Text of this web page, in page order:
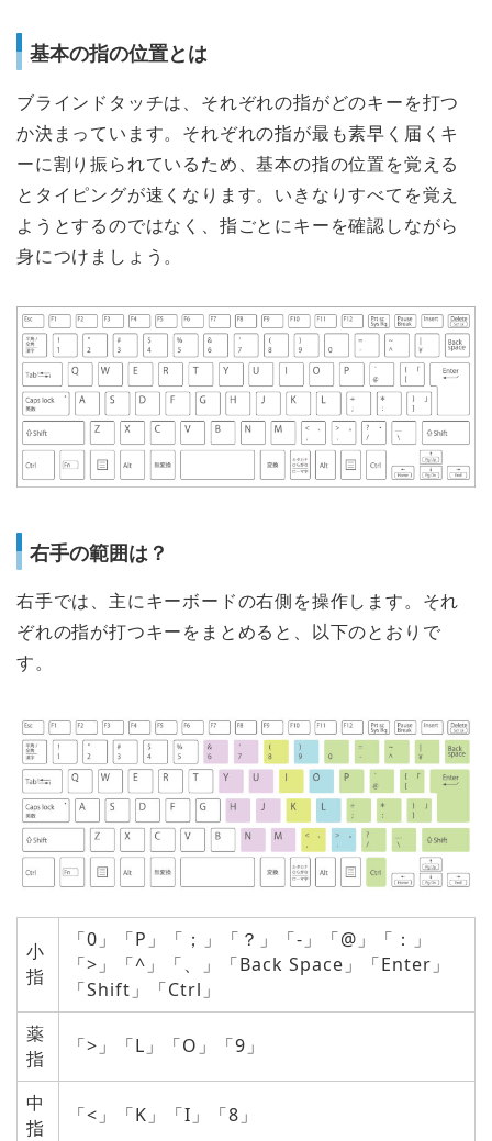
基本の指の位置とは
ブラインドタッチは、それぞれの指がどのキーを打つ
か決まっています。それぞれの指が最も素早く届くキ
ーに割り振られているため、基本の指の位置を覚える
とタイピングが速くなります。いきなりすべてを覚え
ようとするのではなく、指ごとにキーを確認しながら
身につけましょう。
右手の範囲は？
右手では、主にキーボードの右側を操作します。それ
ぞれの指が打つキーをまとめると、以下のとおりで
す。
小
指
「0」「P」「；」「？」「-」「@」「：」
「>」「^」「、」「Back Space」「Enter」
「Shift」「Ctrl」
薬
指
「>」「L」「O」「9」
中
指
「<」「K」「I」「8」